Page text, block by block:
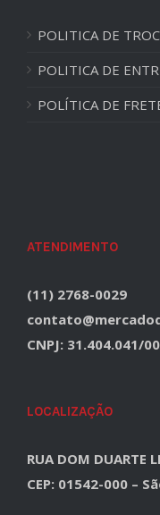
POLITICA DE
POLITICA DE
POLÍTICA DE
ATENDIMENTO
(11) 2768-0029
CNPJ: 31.404.041/
LOCALIZAÇÃO
RUA DOM DUARTE
CEP: 01542-000 –